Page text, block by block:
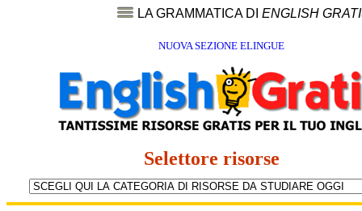
LA GRAMMATICA DI ENGLISH
NUOVA SEZIONE ELINGUE
Selettore risorse